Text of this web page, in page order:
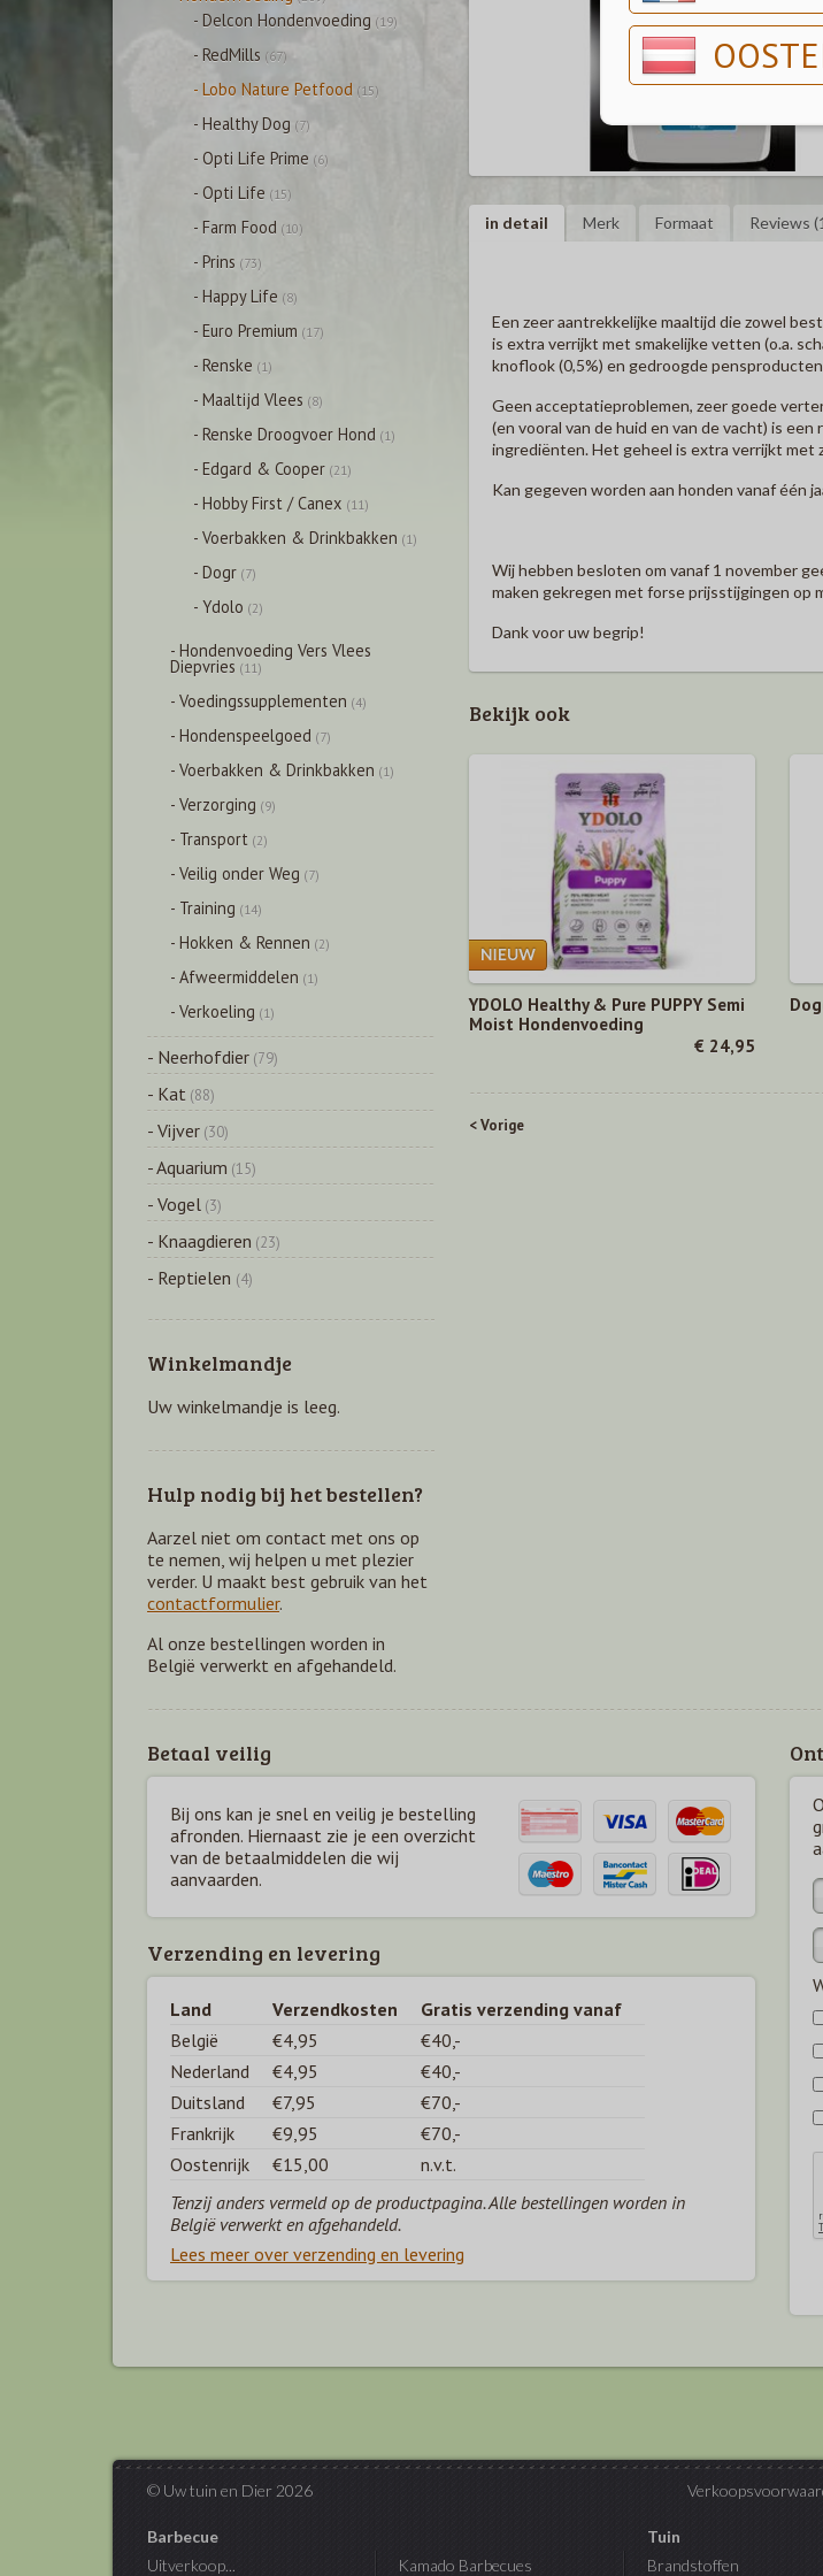
in detail Merk Formaat Reviews
Een zeer aantrekkelijke maaltijd die zowel
is extra verrijkt met smakelijke vetten (o.a.
knoflook (0,5%) en gedroogde
Geen acceptatieproblemen, zeer goede
(en vooral van de huid en van de vacht) is
ingrediënten. Het geheel is extra verrijkt met
Kan gegeven worden aan honden vanaf één
Wij hebben besloten om vanaf 1 november
maken gekregen met forse prijsstijgingen op
Dank voor uw begrip!
Bekijk ook
YDOLO Healthy & Pure PUPPY Semi
Moist Hondenvoeding
€ 24,95
< Vorige
- Delcon Hondenvoeding (19)
- RedMills (67)
- Lobo Nature Petfood (15)
- Healthy Dog (7)
- Opti Life Prime (6)
- Opti Life (15)
- Farm Food (10)
- Prins (73)
- Happy Life (8)
- Euro Premium (17)
- Renske (1)
- Maaltijd Vlees (8)
- Renske Droogvoer Hond (1)
- Edgard & Cooper (21)
- Hobby First / Canex (11)
- Voerbakken & Drinkbakken (1)
- Dogr (7)
- Ydolo (2)
- Hondenvoeding Vers Vlees
Diepvries (11)
- Voedingssupplementen (4)
- Hondenspeelgoed (7)
- Voerbakken & Drinkbakken (1)
- Verzorging (9)
- Transport (2)
- Veilig onder Weg (7)
- Training (14)
- Hokken & Rennen (2)
- Afweermiddelen (1)
- Verkoeling (1)
- Neerhofdier (79)
- Kat (88)
- Vijver (30)
- Aquarium (15)
- Vogel (3)
- Knaagdieren (23)
- Reptielen (4)
Winkelmandje
Uw winkelmandje is leeg.
Hulp nodig bij het bestellen?
Aarzel niet om contact met ons op
te nemen, wij helpen u met plezier
verder. U maakt best gebruik van het
contactformulier.
Al onze bestellingen worden in
België verwerkt en afgehandeld.
Betaal veilig
Bij ons kan je snel en veilig je bestelling
afronden. Hiernaast zie je een overzicht
van de betaalmiddelen die wij
aanvaarden.
Verzending en levering
Land Verzendkosten
Gratis verzending vanaf
België
€4,95
€40,-
Nederland
€4,95
€40,-
Duitsland
€7,95
€70,-
Frankrijk
€9,95
€70,-
Oostenrijk
€15,00
n.v.t.
Tenzij anders vermeld op de productpagina. Alle bestellingen worden in
België verwerkt en afgehandeld.
Lees meer over verzending en levering
© Uw tuin en Dier 2026
Barbecue
Uitverkoop...
Kamado Barbecues
Tuin
Brandstoffen